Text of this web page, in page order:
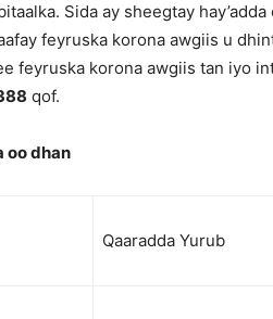
Sida ay sheegtay
feyruska korona awgiis u
feyruska korona awgiis tan iyo
qof.
oo dhan
Qaaradda Yurub